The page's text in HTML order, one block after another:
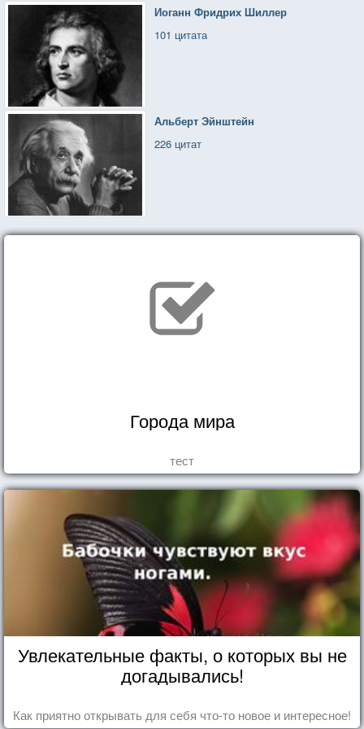
Иоганн Фридрих Шиллер
101 цитата
Альберт Эйнштейн
226 цитат
Города мира
тест
Увлекательные факты, о которых вы не
догадывались!
Как приятно открывать для себя что-то новое и интересное!